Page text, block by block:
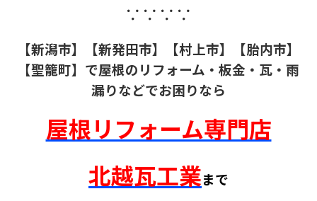
∵∵∵∵
【新潟市】【新発田市】【村上市】【胎内市】
【聖籠町】で屋根のリフォーム・板金・瓦・雨
漏りなどでお困りなら
屋根リフォーム専門店
北越瓦工業まで